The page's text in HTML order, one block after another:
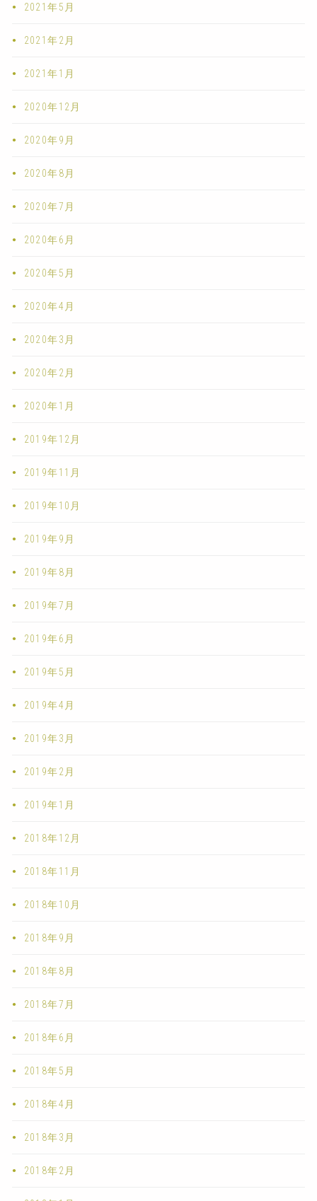
2021年5月
2021年2月
2021年1月
2020年12月
2020年9月
2020年8月
2020年7月
2020年6月
2020年5月
2020年4月
2020年3月
2020年2月
2020年1月
2019年12月
2019年11月
2019年10月
2019年9月
2019年8月
2019年7月
2019年6月
2019年5月
2019年4月
2019年3月
2019年2月
2019年1月
2018年12月
2018年11月
2018年10月
2018年9月
2018年8月
2018年7月
2018年6月
2018年5月
2018年4月
2018年3月
2018年2月